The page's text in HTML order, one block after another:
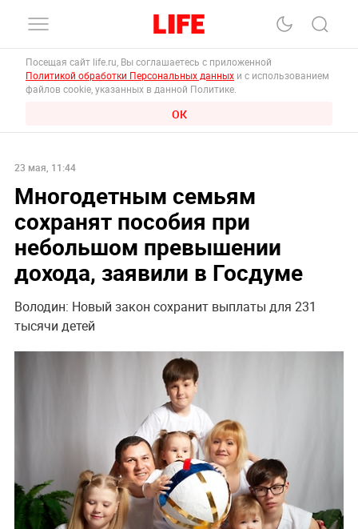
Посещая сайт life.ru, Вы соглашаетесь с приложенной
Политикой обработки Персональных данных и с использованием
файлов cookie, указанных в данной Политике.
ОК
23 мая, 11:44
Многодетным семьям
сохранят пособия при
небольшом превышении
дохода, заявили в Госдуме
Володин: Новый закон сохранит выплаты для 231
тысячи детей